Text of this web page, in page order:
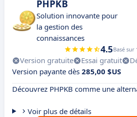
PHPKB
Solution innovante pour
la gestion des
connaissances
4.5Basé sur
Version gratuite Essai gratuit
Version payante dès 285,00 $US
Découvrez PHPKB comme une
Voir plus de détails